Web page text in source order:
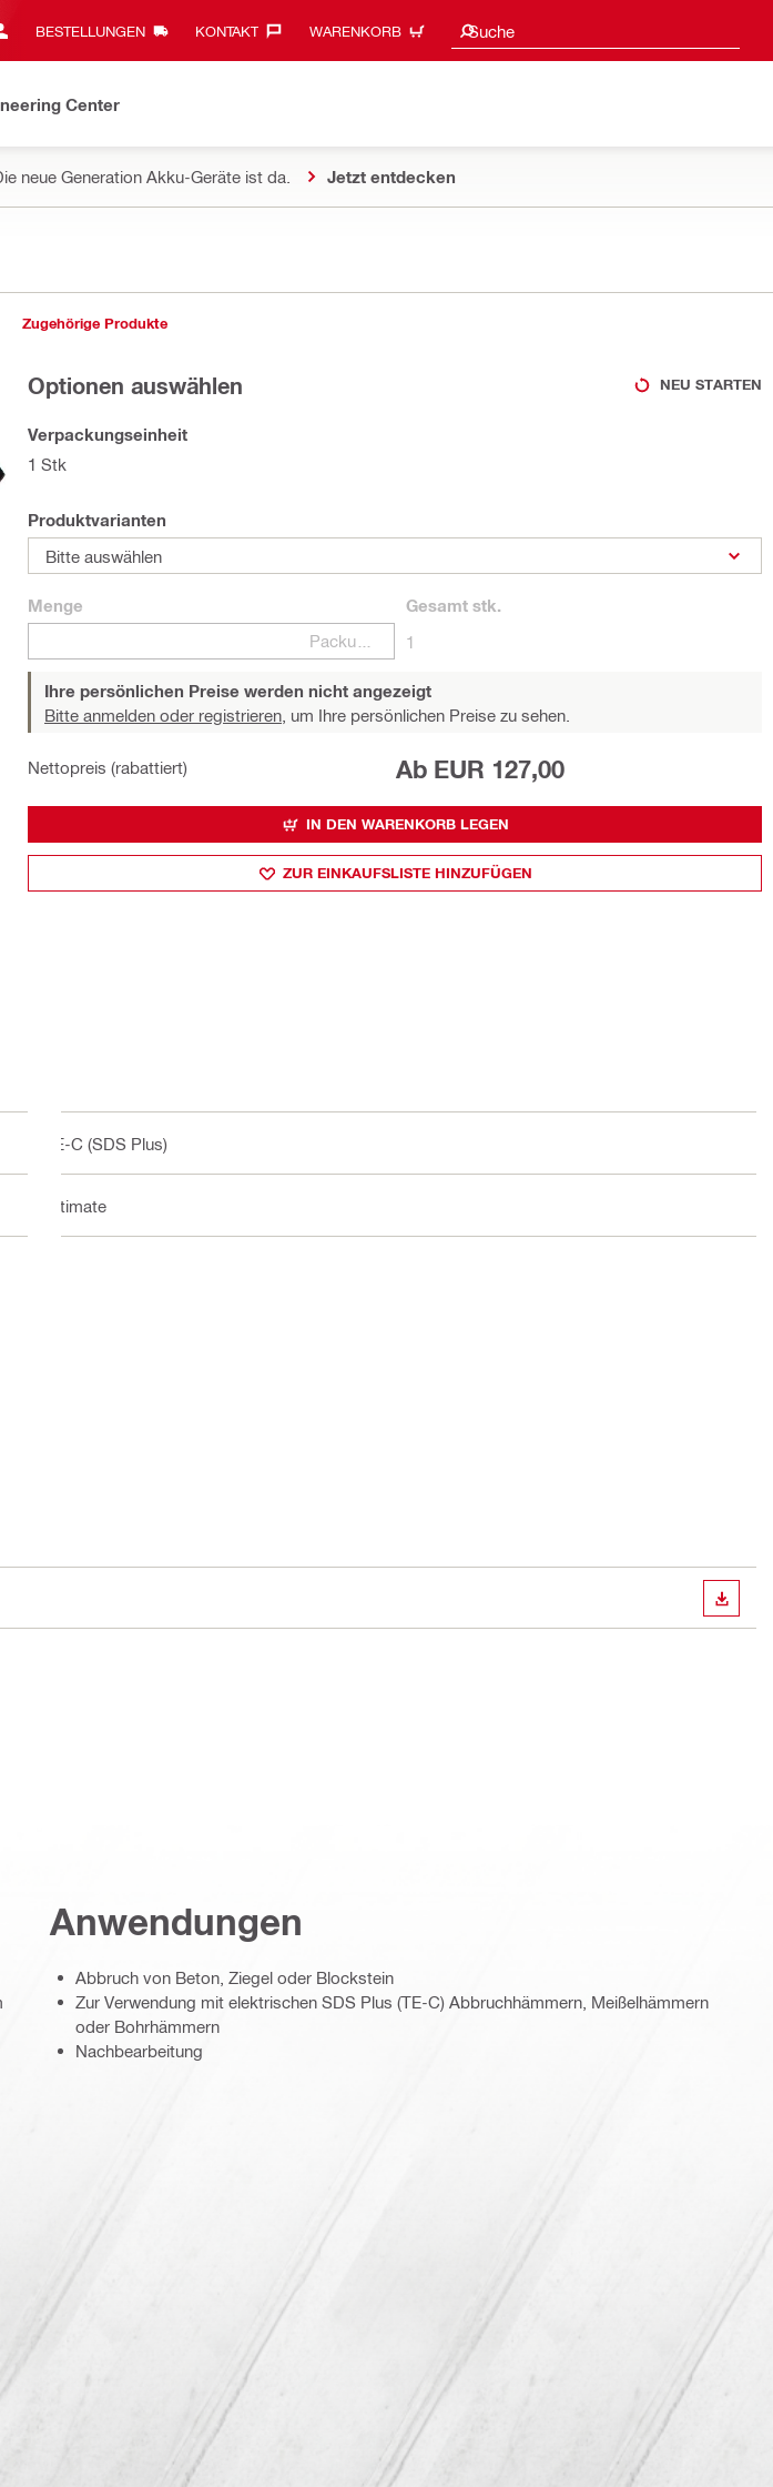
BESTELLUNGEN KONTAKT‎ WARENKORB Suche
Suchvorschläge
Center
neue Generation Akku-Geräte ist da. Jetzt entdecken
Zugehörige Produkte
Optionen auswählen NEU STARTEN
Verpackungseinheit
1 Stk
Produktvarianten
Bitte auswählen
Menge
Gesamt stk.
1
Ihre persönlichen Preise werden nicht angezeigt
Bitte anmelden oder registrieren, um Ihre persönlichen Preise zu sehen.
Nettopreis (rabattiert) Ab EUR 127,00
IN DEN WARENKORB LEGEN
ZUR EINKAUFSLISTE HINZUFÜGEN
TE-C (SDS Plus)
Ultimate
Anwendungen
Abbruch von Beton, Ziegel oder Blockstein
Zur Verwendung mit elektrischen SDS Plus (TE-C) Abbruchhämmern, Meißelhämmern
oder Bohrhämmern
Nachbearbeitung